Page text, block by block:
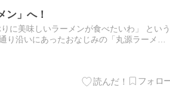
ン」へ！
に美味しいラーメンが食べたいわ」 という
り沿いにあったおなじみの「丸源ラーメ